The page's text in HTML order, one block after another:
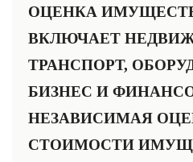
ОЦЕНКА
ВКЛЮЧАЕТ
ТРАНСПОРТ,
БИЗНЕС И
НЕЗАВИСИМАЯ
СТОИМОСТИ